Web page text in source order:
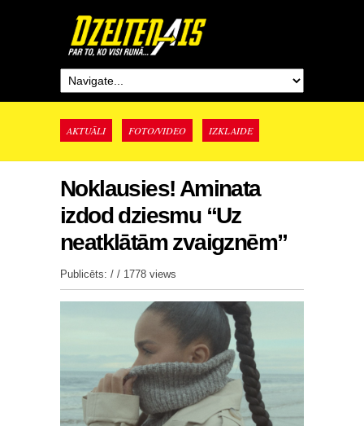
AKTUĀLI FOTO/VIDEO IZKLAIDE
Noklausies! Aminata
izdod dziesmu “Uz
neatklātām zvaigznēm”
Publicēts: / / 1778 views